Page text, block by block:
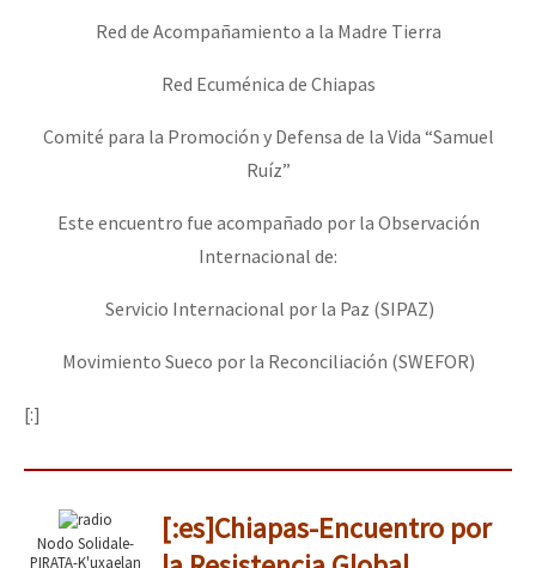
Red de Acompañamiento a la Madre Tierra
Red Ecuménica de Chiapas
Comité para la Promoción y Defensa de la Vida “Samuel
Ruíz”
Este encuentro fue acompañado por la Observación
Internacional de:
Servicio Internacional por la Paz (SIPAZ)
Movimiento Sueco por la Reconciliación (SWEFOR)
[:]
Nodo Solidale-
PIRATA-K'uxaelan
[:es]Chiapas-Encuentro por